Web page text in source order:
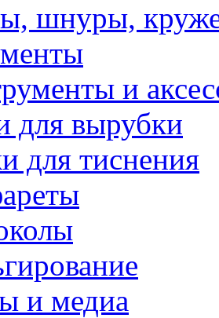
шнуры,
и
для вырубки
для тиснения
и медиа